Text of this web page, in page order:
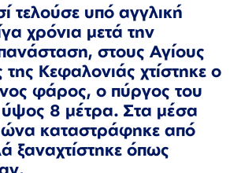
τελούσε υπό αγγλική
χρόνια μετά την
στους Αγίους
Κεφαλονιάς χτίστηκε ο
φάρος, ο πύργος του
ύψος 8 μέτρα. Στα μέσα
καταστράφηκε από
ξαναχτίστηκε όπως